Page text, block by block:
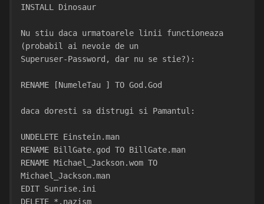
INSTALL Dinosaur
Nu stiu daca urmatoarele linii functioneaza
(probabil ai nevoie de un
Superuser-Password, dar nu se stie?):
RENAME [NumeleTau ] TO God.God
daca doresti sa distrugi si Pamantul:
UNDELETE Einstein.man
RENAME BillGate.god TO BillGate.man
RENAME Michael_Jackson.wom TO
Michael_Jackson.man
EDIT Sunrise.ini
DELETE *.nazism